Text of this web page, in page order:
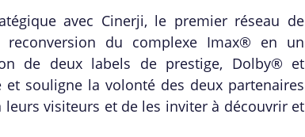
avec Cinerji, le premier réseau de
reconversion du complexe Imax® en un
de deux labels de prestige, Dolby® et
souligne la volonté des deux partenaires
visiteurs et de les inviter à découvrir et